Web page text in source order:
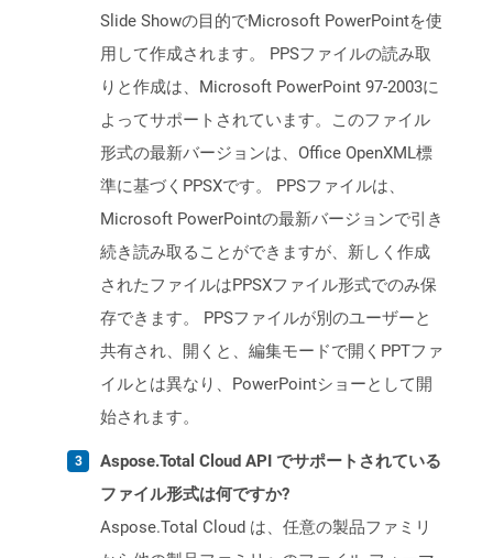
Slide Showの目的でMicrosoft PowerPointを使
用して作成されます。 PPSファイルの読み取
りと作成は、Microsoft PowerPoint 97-2003に
よってサポートされています。このファイル
形式の最新バージョンは、Office OpenXML標
準に基づくPPSXです。 PPSファイルは、
Microsoft PowerPointの最新バージョンで引き
続き読み取ることができますが、新しく作成
されたファイルはPPSXファイル形式でのみ保
存できます。 PPSファイルが別のユーザーと
共有され、開くと、編集モードで開くPPTファ
イルとは異なり、PowerPointショーとして開
始されます。
Aspose.Total Cloud API でサポートされている
ファイル形式は何ですか?
Aspose.Total Cloud は、任意の製品ファミリ